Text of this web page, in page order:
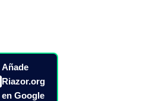
Añade
Riazor.org
en Google